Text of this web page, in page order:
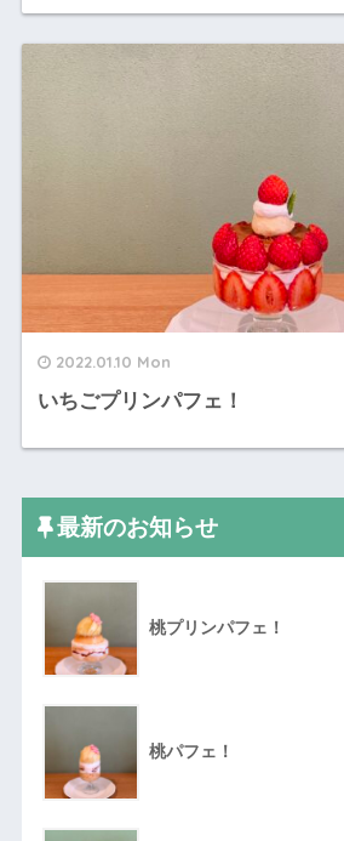
2022.01.10 Mon
いちごプリンパフェ！
最新のお知らせ
桃プリンパフェ！
桃パフェ！